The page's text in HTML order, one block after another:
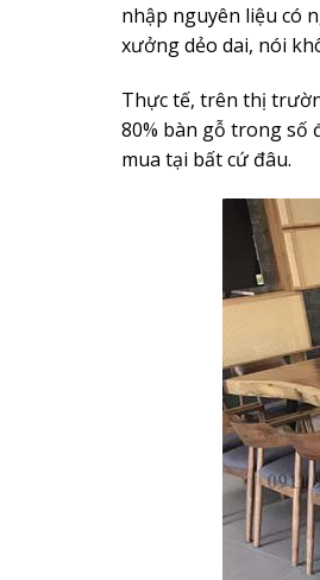
nhập nguyên liệu có
xưởng dẻo dai, nói
Thực tế, trên thị
80% bàn gỗ trong số
mua tại bất cứ đâu.